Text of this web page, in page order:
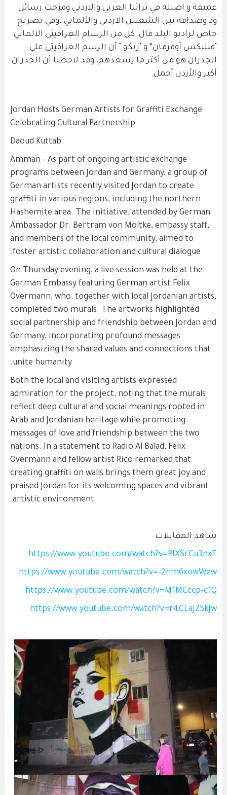
عميقة و اصيلة في تراثنا العربي والاردني ومزجت رسائل
ود وصداقة بين الشعبين الاردني والألماني .وفي تصريح
خاص لراديو البلد قال كل من الرسام الغرافيتي الالماني
"فيليكس أوفرمان“ و "ريكو " أن الرسم الغرافيتي على
الجدران هو من أكثر ما يسعدهم، وقد لاحظنا أن الجدران
أكبر والأردن أجمل.
Jordan Hosts German Artists for Graffiti Exchange
Celebrating Cultural Partnership
Daoud Kuttab
Amman – As part of ongoing artistic exchange
programs between Jordan and Germany, a group of
German artists recently visited Jordan to create
graffiti in various regions, including the northern
Hashemite area. The initiative, attended by German
Ambassador Dr. Bertram von Moltke, embassy staff,
and members of the local community, aimed to
foster artistic collaboration and cultural dialogue.
On Thursday evening, a live session was held at the
German Embassy featuring German artist Felix
Overmann, who, together with local Jordanian artists,
completed two murals. The artworks highlighted
social partnership and friendship between Jordan and
Germany, incorporating profound messages
emphasizing the shared values and connections that
unite humanity.
Both the local and visiting artists expressed
admiration for the project, noting that the murals
reflect deep cultural and social meanings rooted in
Arab and Jordanian heritage while promoting
messages of love and friendship between the two
nations. In a statement to Radio Al Balad, Felix
Overmann and fellow artist Rico remarked that
creating graffiti on walls brings them great joy and
praised Jordan for its welcoming spaces and vibrant
artistic environment.
شاهد المقابلات
https://www.youtube.com/watch?v=PIXSrCu3nxE
https://www.youtube.com/watch?v=-2nm6xowWew
https://www.youtube.com/watch?v=M1MCccp-c1Q
https://www.youtube.com/watch?v=r4CLajZ5kJw